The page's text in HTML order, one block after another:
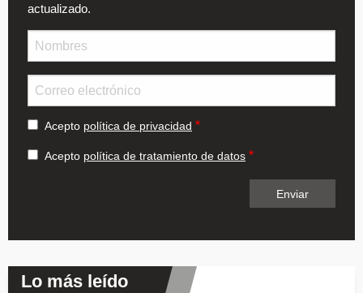
actualizado.
Acepto política de privacidad
Acepto política de tratamiento de datos
Lo más leído